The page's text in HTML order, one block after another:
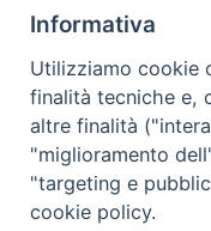
via Bonporti, 20 – 35141
tel: +39 351 619 2354
e mail:
sede: Casa Sant'Andrea
via Valmarana, 20 –
Informativa
Utilizziamo cookie
finalità tecniche e,
altre finalità
"miglioramento
"targeting e
cookie policy.